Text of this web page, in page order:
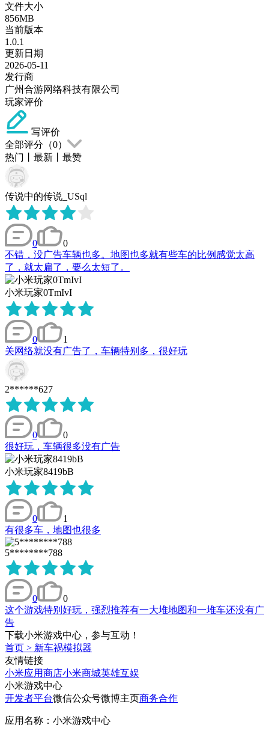
文件大小
856MB
当前版本
1.0.1
更新日期
2026-05-11
发行商
广州合游网络科技有限公司
玩家评价
写评价
全部评分（0）
热门
最新 最赞
传说中的传说_USql
0
0
不错，没广告车辆也多。地图也多就有些车的比例感觉太高
了，就太扁了，要么太短了。
小米玩家0TmIvI
0
1
关网络就没有广告了，车辆特别多，很好玩
2******627
0
0
很好玩，车辆很多没有广告
小米玩家8419bB
0
1
有很多车，地图也很多
5********788
0
0
这个游戏特别好玩，强烈推荐有一大堆地图和一堆车还没有广
告
下载小米游戏中心，参与互动！
首页 > 新车祸模拟器
友情链接
小米应用商店小米商城英雄互娱
小米游戏中心
开发者平台微信公众号微博主页商务合作
应用名称：小米游戏中心